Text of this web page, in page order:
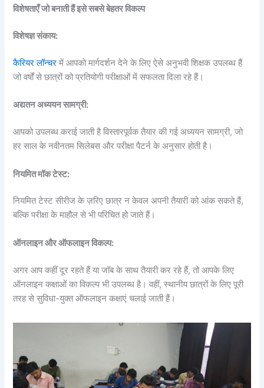
विशेषताएँ जो बनाती हैं इसे सबसे बेहतर विकल्प
विशेषज्ञ संकाय:
कैरियर लॉन्चर में आपको मार्गदर्शन देने के लिए ऐसे अनुभवी शिक्षक उपलब्ध हैं
जो वर्षों से छात्रों को प्रतियोगी परीक्षाओं में सफलता दिला रहे हैं।
अद्यतन अध्ययन सामग्री:
आपको उपलब्ध कराई जाती है विस्तारपूर्वक तैयार की गई अध्ययन सामग्री, जो
हर साल के नवीनतम सिलेबस और परीक्षा पैटर्न के अनुसार होती है।
नियमित मॉक टेस्ट:
नियमित टेस्ट सीरीज के ज़रिए छात्र न केवल अपनी तैयारी को आंक सकते हैं,
बल्कि परीक्षा के माहौल से भी परिचित हो जाते हैं।
ऑनलाइन और ऑफलाइन विकल्प:
अगर आप कहीं दूर रहते हैं या जॉब के साथ तैयारी कर रहे हैं, तो आपके लिए
ऑनलाइन कक्षाओं का विकल्प भी उपलब्ध है। वहीं, स्थानीय छात्रों के लिए पूरी
तरह से सुविधा-युक्त ऑफलाइन कक्षाएं चलाई जाती हैं।